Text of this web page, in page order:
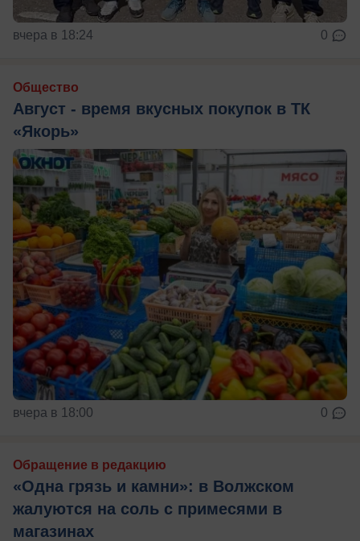
вчера в 18:24 0
Общество
Август - время вкусных покупок в ТК
«Якорь»
вчера в 18:00 0
Обращение в редакцию
«Одна грязь и камни»: в Волжском
жалуются на соль с примесями в
магазинах